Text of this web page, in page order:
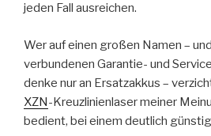
jeden Fall ausreichen.
Wer auf einen großen Namen –
verbundenen Garantie- und
denke nur an Ersatzakkus –
XZN-Kreuzlinienlaser meiner
bedient, bei einem deutlich